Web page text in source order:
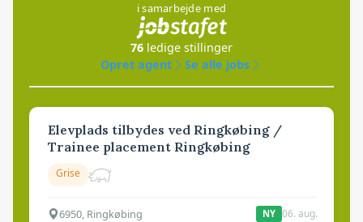
i samarbejde med
76 ledige stillinger
Opret agent
Se alle jobs
Elevplads tilbydes ved Ringkøbing /
Trainee placement Ringkøbing
Grise
6950, Ringkøbing NY 06. aug.